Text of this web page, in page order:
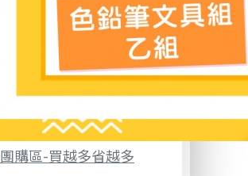
團購區-買越多省越多